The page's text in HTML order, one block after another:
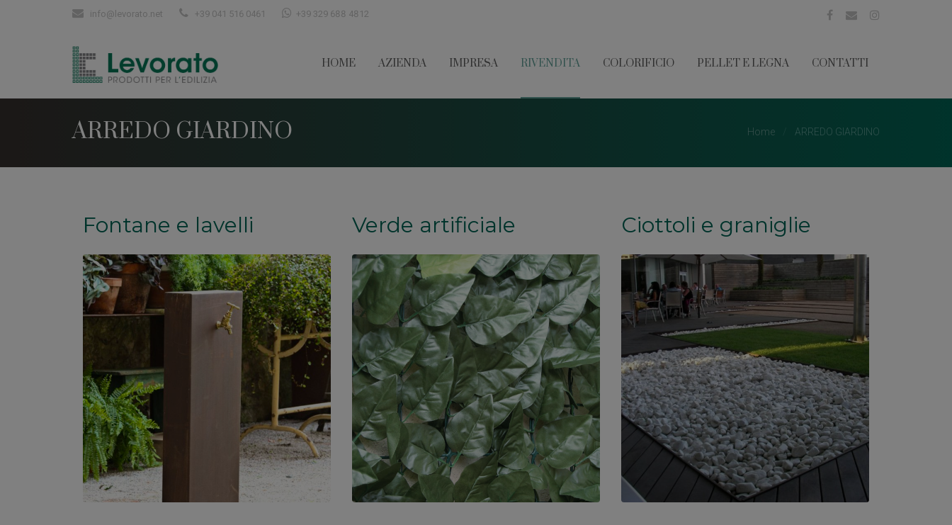
info@levorato.net +39 041 516 0461 +39 329 688 4812
HOME AZIENDA IMPRESA RIVENDITA COLORIFICIO PELLET E LEGNA CONTATTI
ARREDO GIARDINO Home ARREDO GIARDINO
Fontane e lavelli Verde artificiale Ciottoli e graniglie